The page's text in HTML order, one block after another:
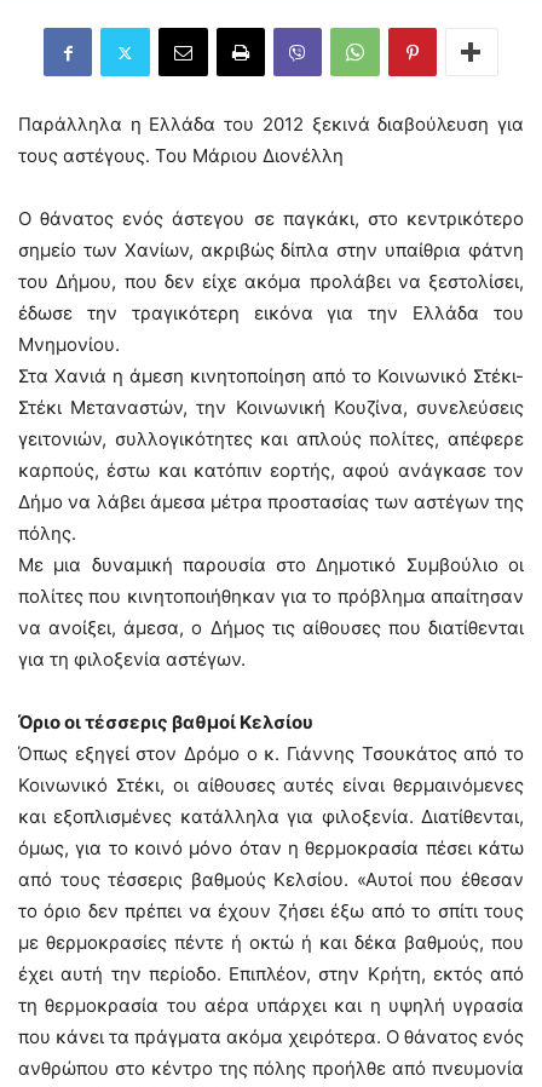
Παράλληλα η Ελλάδα του 2012 ξεκινά διαβούλευση για
τους αστέγους. Του Μάριου Διονέλλη
Ο θάνατος ενός άστεγου σε παγκάκι, στο κεντρικότερο
σημείο των Χανίων, ακριβώς δίπλα στην υπαίθρια φάτνη
του Δήμου, που δεν είχε ακόμα προλάβει να ξεστολίσει,
έδωσε την τραγικότερη εικόνα για την Ελλάδα του
Μνημονίου.
Στα Χανιά η άμεση κινητοποίηση από το Κοινωνικό Στέκι-
Στέκι Μεταναστών, την Κοινωνική Κουζίνα, συνελεύσεις
γειτονιών, συλλογικότητες και απλούς πολίτες, απέφερε
καρπούς, έστω και κατόπιν εορτής, αφού ανάγκασε τον
Δήμο να λάβει άμεσα μέτρα προστασίας των αστέγων της
πόλης.
Με μια δυναμική παρουσία στο Δημοτικό Συμβούλιο οι
πολίτες που κινητοποιήθηκαν για το πρόβλημα απαίτησαν
να ανοίξει, άμεσα, ο Δήμος τις αίθουσες που διατίθενται
για τη φιλοξενία αστέγων.
Όριο οι τέσσερις βαθμοί Κελσίου
Όπως εξηγεί στον Δρόμο ο κ. Γιάννης Τσουκάτος από το
Κοινωνικό Στέκι, οι αίθουσες αυτές είναι θερμαινόμενες
και εξοπλισμένες κατάλληλα για φιλοξενία. Διατίθενται,
όμως, για το κοινό μόνο όταν η θερμοκρασία πέσει κάτω
από τους τέσσερις βαθμούς Κελσίου. «Αυτοί που έθεσαν
το όριο δεν πρέπει να έχουν ζήσει έξω από το σπίτι τους
με θερμοκρασίες πέντε ή οκτώ ή και δέκα βαθμούς, που
έχει αυτή την περίοδο. Επιπλέον, στην Κρήτη, εκτός από
τη θερμοκρασία του αέρα υπάρχει και η υψηλή υγρασία
που κάνει τα πράγματα ακόμα χειρότερα. Ο θάνατος ενός
ανθρώπου στο κέντρο της πόλης προήλθε από πνευμονία